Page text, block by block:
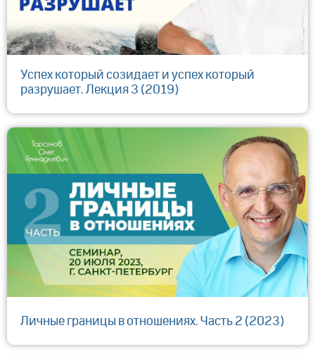
Успех который созидает и успех который
разрушает. Лекция 3 (2019)
Личные границы в отношениях. Часть 2 (2023)